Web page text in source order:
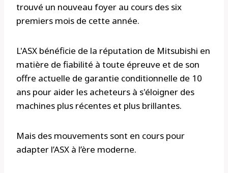
trouvé un nouveau foyer au cours des six
premiers mois de cette année.
L'ASX bénéficie de la réputation de Mitsubishi en
matière de fiabilité à toute épreuve et de son
offre actuelle de garantie conditionnelle de 10
ans pour aider les acheteurs à s'éloigner des
machines plus récentes et plus brillantes.
Mais des mouvements sont en cours pour
adapter l’ASX à l’ère moderne.